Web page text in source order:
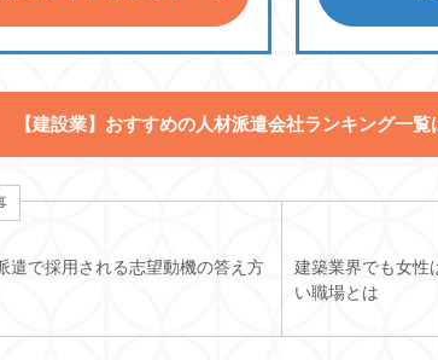
【建設業】おすすめの人材派遣会社ランキング一覧
遣で採用される志望動機の答え方
建築業界でも女性
い職場とは